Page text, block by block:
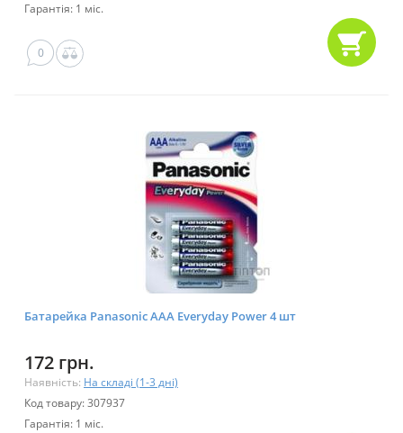
Гарантія: 1 міс.
0
Батарейка Panasonic AAA Everyday Power 4 шт
172 грн.
Наявність: На складі (1-3 дні)
Код товару: 307937
Гарантія: 1 міс.